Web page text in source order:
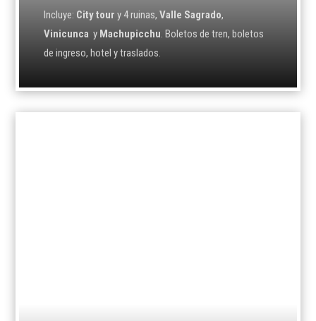
Incluye: City tour y 4 ruinas,Valle Sagrado,
Vinicunca y Machupicchu . Boletos de tren, boletos
de ingreso, hotel y traslados.